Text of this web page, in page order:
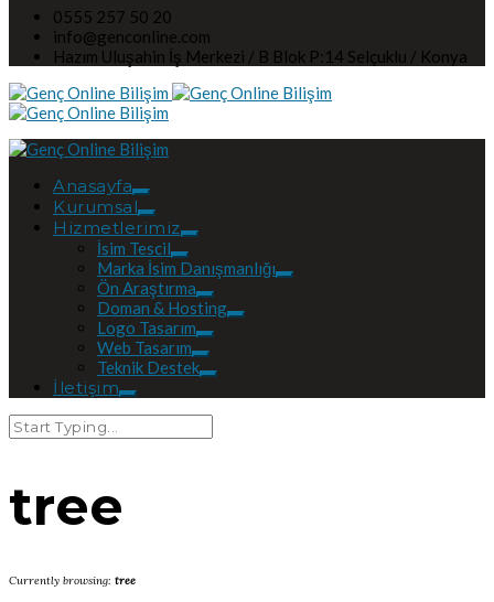
0555 257 50 20
info@genconline.com
Hazım Uluşahin İş Merkezi / B Blok P:14 Selçuklu / Konya
Anasayfa
Kurumsal
Hizmetlerimiz
İsim Tescil
Marka İsim Danışmanlığı
Ön Araştırma
Doman & Hosting
Logo Tasarım
Web Tasarım
Teknik Destek
İletişim
tree
Currently browsing: tree